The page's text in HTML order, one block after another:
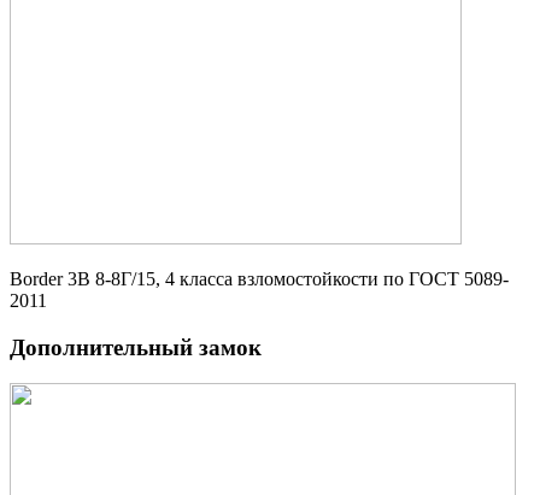
Border 3В 8-8Г/15, 4 класса взломостойкости по ГОСТ 5089-
2011
Дополнительный замок